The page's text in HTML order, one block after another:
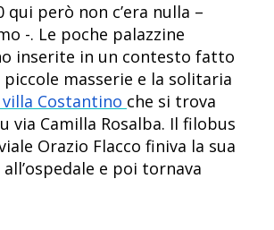
qui però non c’era nulla –
-. Le poche palazzine
inserite in un contesto fatto
masserie e la solitaria
Costantino che si trova
via Camilla Rosalba. Il filobus
Orazio Flacco finiva la sua
e poi tornava